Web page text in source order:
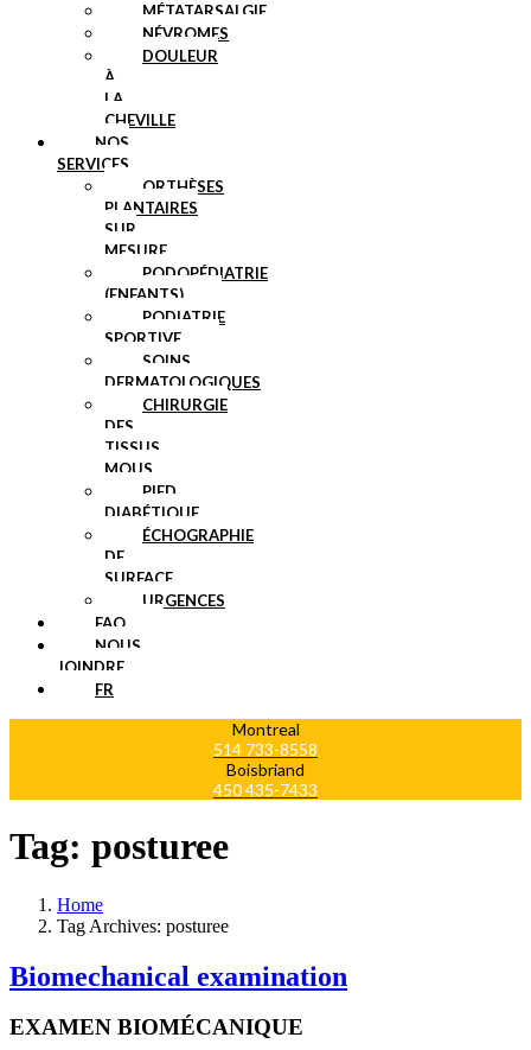
MÉTATARSALGIE
NÉVROMES
DOULEUR
À
LA
CHEVILLE
NOS
SERVICES
ORTHÈSES
PLANTAIRES
SUR
MESURE
PODOPÉDIATRIE
(ENFANTS)
PODIATRIE
SPORTIVE
SOINS
DERMATOLOGIQUES
CHIRURGIE
DES
TISSUS
MOUS
PIED
DIABÉTIQUE
ÉCHOGRAPHIE
DE
SURFACE
URGENCES
FAQ
NOUS
JOINDRE
FR
Montreal
514 733-8558
Boisbriand
450 435-7433
Tag: posturee
Home
Tag Archives: posturee
Biomechanical examination
EXAMEN BIOMÉCANIQUE